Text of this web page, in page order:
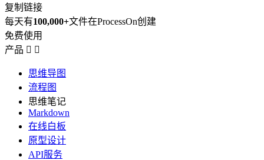
复制链接
每天有100,000+文件在ProcessOn创建
免费使用
产品  
思维导图
流程图
思维笔记
Markdown
在线白板
原型设计
API服务